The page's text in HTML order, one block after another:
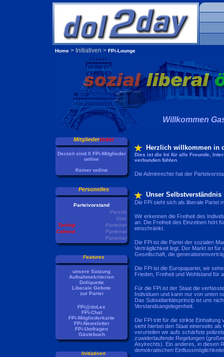
Home > Initiativen > FPi-Lounge
Willkommen
Mitgliederticker
Derzeit sind 0 FPi-Mitglieder
online
Keiner online
Personelles
Parteivorstand
Vorsitz
Vize
.Tochigi
Parteirat
Coheed
Parteirat
Parteirat
Features
unsere Satzung
Aufnahmekriterien
Doliquette
Liberale Gebote
zur Partei
FPi@doLex
FPi-Chat
FPi-Mitgliederkarte
FPi-Newsletter
FPi-Umfragen
Gästebuch
Initiativen
Herzlich willkommen in
Dies ist die Ini für alle Freunde,
verbunden fühlen
Die Adminrechte hat der
Unser Selbstverständnis
Die FPi sieht sich als liberale Partei
Wir erkennen die Freiheit des
an. Die Freiheit des Einzelnen hört
einschränkt.
Die FPi ist die Partei der sozialen
Verträglichkeit legt. Der Markt ist
Gesellschaft, die
Die FPi ist die Europapartei, wir
Frieden, Freiheit und Wohlstand für
Für die FPi ist der Staat die
Individuen und kann nur von unten
Das Subsidiaritätsprinzip ist uns
Verstandsangelegenheit.
Die FPi tritt für die strikte
sieht hierbei den Staat einerseits
verurteilen wir aufs schärfste
zuwiderlaufende Regelungen
Asylrechts). Ein anderes, in diesen
demokratischen